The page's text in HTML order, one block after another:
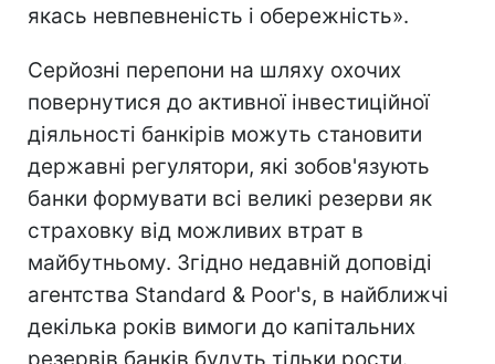
якась невпевненість і обережність».
Серйозні перепони на шляху охочих
повернутися до активної інвестиційної
діяльності банкірів можуть становити
державні регулятори, які зобов'язують
банки формувати всі великі резерви як
страховку від можливих втрат в
майбутньому. Згідно недавній доповіді
агентства Standard & Poor's, в найближчі
декілька років вимоги до капітальних